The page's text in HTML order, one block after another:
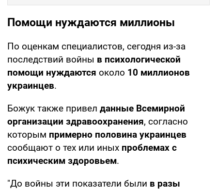
Помощи нуждаются миллионы
По оценкам специалистов, сегодня из-за
последствий войны в психологической
помощи нуждаются около 10 миллионов
украинцев.
Божук также привел данные Всемирной
организации здравоохранения, согласно
которым примерно половина украинцев
сообщают о тех или иных проблемах с
психическим здоровьем.
"До войны эти показатели были в разы